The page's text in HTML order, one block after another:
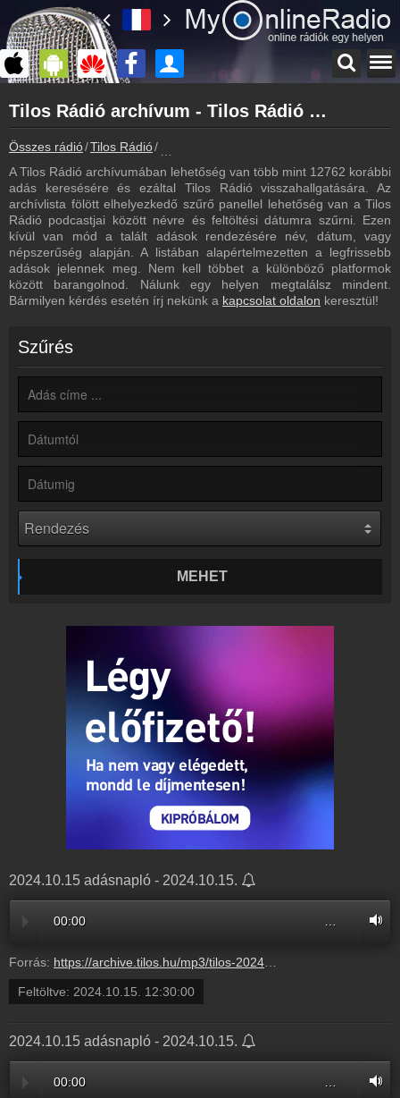
myonlineradio.hu
Tilos Rádió
Vissza a Tilos Rádió oldalára
Bejelentkezés
Hozz létre saját fiókot!
Most szól
Tudd meg mi szólt eddig
Műsorújság
Tilos Rádió műsorai
Tilos Rádió kapcsolatos hírek
Kapcsolat
Írj nekünk!
Partnerek
Rádiós partnerek
Rádió beágyazás
Ágyazd be weboldaladba
Online rádió készítés
Készítés lépésről lépésre
Tilos Rádió archívum - Tilos Rádió podcasts - Tilos Rádió visszahallgatás
Összes rádió Tilos Rádió
A Tilos Rádió archívumában lehetőség van több mint 12762 korábbi
adás keresésére és ezáltal Tilos Rádió visszahallgatására. Az
archívlista fölött elhelyezkedő szűrő panellel lehetőség van a Tilos
Rádió podcastjai között névre és feltöltési dátumra szűrni. Ezen
kívül van mód a talált adások rendezésére név, dátum, vagy
népszerűség alapján. A listában alapértelmezetten a legfrissebb
adások jelennek meg. Nem kell többet a különböző platformok
között barangolnod. Nálunk egy helyen megtalálsz mindent.
Bármilyen kérdés esetén írj nekünk a kapcsolat oldalon keresztül!
Szűrés
MEHET
2024.10.15 adásnapló - 2024.10.15.
00:00
Forrás: https://archive.tilos.hu/mp3/tilos-20241015-100000-123000.mp3?s=show-csonkamagyarorszag-normal
Feltöltve: 2024.10.15. 12:30:00
2024.10.15 adásnapló - 2024.10.15.
00:00